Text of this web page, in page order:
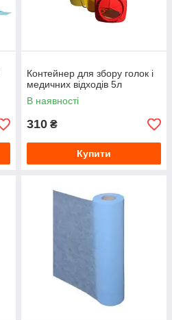
Контейнер для збору голок і
медичних відходів 5л
В наявності
310 ₴
Купити